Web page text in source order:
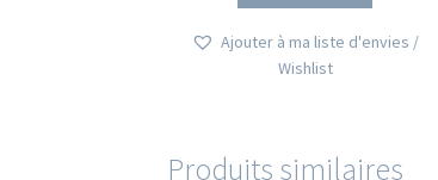
Ajouter à ma liste d'envies /
Wishlist
Produits similaires